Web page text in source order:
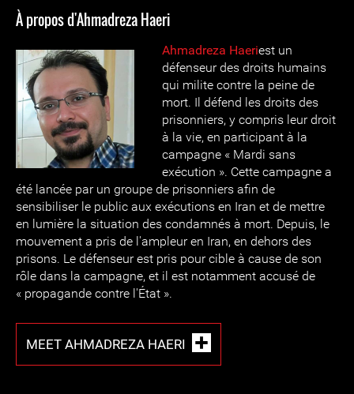
À propos d'Ahmadreza Haeri
Ahmadreza Haeriest un
défenseur des droits humains
qui milite contre la peine de
mort. Il défend les droits des
prisonniers, y compris leur droit
à la vie, en participant à la
campagne « Mardi sans
exécution ». Cette campagne a
été lancée par un groupe de prisonniers afin de
sensibiliser le public aux exécutions en Iran et de mettre
en lumière la situation des condamnés à mort. Depuis, le
mouvement a pris de l'ampleur en Iran, en dehors des
prisons. Le défenseur est pris pour cible à cause de son
rôle dans la campagne, et il est notamment accusé de
« propagande contre l'État ».
MEET AHMADREZA HAERI